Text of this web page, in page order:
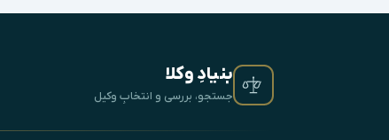
بنیادِ وکلا
جستجو، بررسی و انتخابِ وکیل